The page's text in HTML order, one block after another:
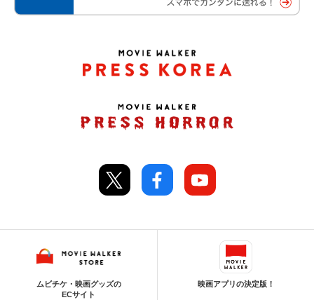
ムビチケ・映画グッズの
ECサイト
映画アプリの決定版！